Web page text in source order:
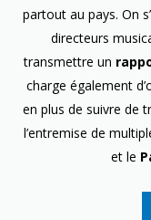
partout au pays. On
directeurs
transmettre un
charge également
en plus de suivre de
l’entremise de
et le